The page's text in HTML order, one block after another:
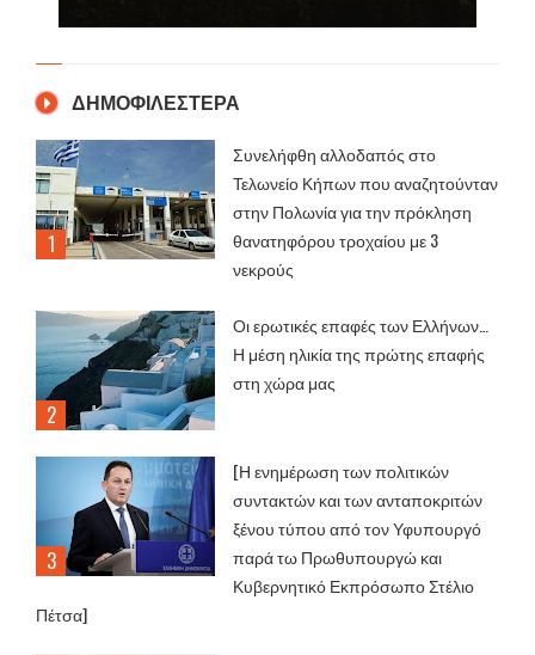
ΔΗΜΟΦΙΛΕΣΤΕΡΑ
Συνελήφθη αλλοδαπός στο
Τελωνείο Κήπων που αναζητούνταν
στην Πολωνία για την πρόκληση
θανατηφόρου τροχαίου με 3
νεκρούς
Οι ερωτικές επαφές των Ελλήνων…
Η μέση ηλικία της πρώτης επαφής
στη χώρα μας
[Η ενημέρωση των πολιτικών
συντακτών και των ανταποκριτών
ξένου τύπου από τον Υφυπουργό
παρά τω Πρωθυπουργώ και
Κυβερνητικό Εκπρόσωπο Στέλιο
Πέτσα]